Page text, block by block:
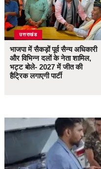
उत्तराखंड
भाजपा में सैकड़ों पूर्व सैन्य अधिकारी
और विभिन्न दलों के नेता शामिल,
भट्ट बोले- 2027 में जीत की
हैट्रिक लगाएगी पार्टी